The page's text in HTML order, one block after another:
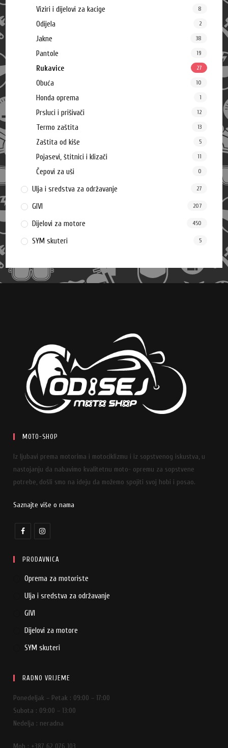
Viziri i dijelovi za kacige 8
Odijela 2
Jakne 38
Pantole 19
Rukavice 27
Obuća 10
Honda oprema 1
Prsluci i prišivači 12
Termo zaštita 13
Zaštita od kiše 5
Pojasevi, štitnici i klizači 11
Čepovi za uši 0
Ulja i sredstva za održavanje 27
GIVI 207
Dijelovi za motore 450
SYM skuteri 5
MOTO-SHOP
Iz ljubavi prema motorima i motociklizmu i iz sopstvenog iskustva, u
nastojanju da nabavimo kvalitetnu moto- opremu za sopstvene
potrebe, došli smo na ideju da možemo spojiti svoj hobi i posao.
Saznajte više o nama
PRODAVNICA
Oprema za motoriste
Ulja i sredstva za održavanje
GIVI
Dijelovi za motore
SYM skuteri
RADNO VRIJEME
Ponedeljak – Petak : 09:00 – 17:00
Subota : 09:00 – 13:00
Nedelja : neradna
Mob : +387 62 076 103